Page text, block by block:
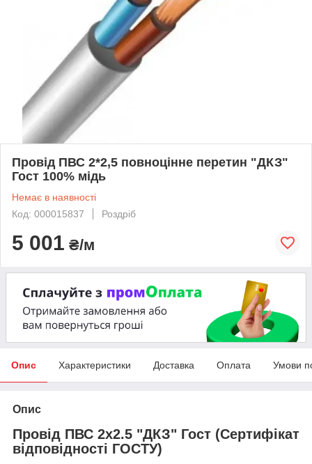
Провід ПВС 2*2,5 повноцінне перетин "ДКЗ"
Гост 100% мідь
Немає в наявності
Код: 000015837
Роздріб
5 001 ₴/м
Опис Характеристики Доставка Оплата Умови
Опис
Провід ПВС 2х2.5 "ДКЗ" Гост (Сертифікат
відповідності ГОСТУ)